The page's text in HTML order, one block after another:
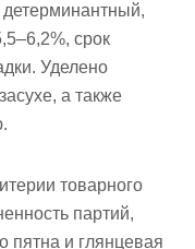
детерминантный,
срок
Уделено
а также
товарного
партий,
пятна и глянцевая